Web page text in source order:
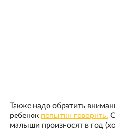
Также надо обратить
ребенок попытки говорить.
малыши произносят в год